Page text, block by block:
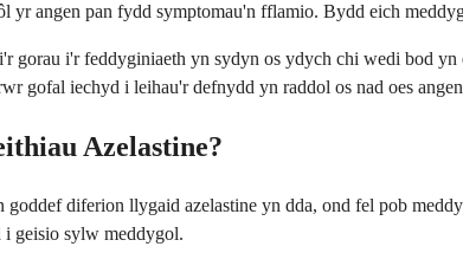
yr angen pan fydd symptomau'n fflamio. Bydd eich
gorau i'r feddyginiaeth yn sydyn os ydych chi wedi bod
gofal iechyd i leihau'r defnydd yn raddol os nad oes
Azelastine?
diferion llygaid azelastine yn dda, ond fel pob
geisio sylw meddygol.